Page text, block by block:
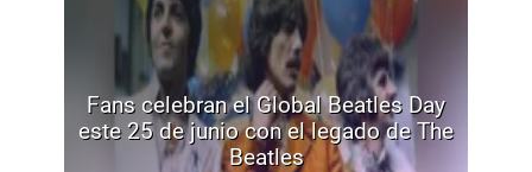
Fans celebran el Global Beatles Day
este 25 de junio con el legado de The
Beatles